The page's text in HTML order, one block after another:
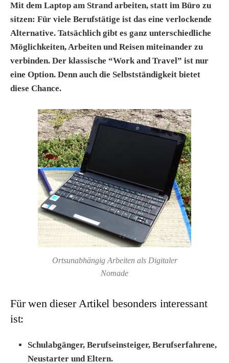
Mit dem Laptop am Strand arbeiten, statt im Büro zu
sitzen: Für viele Berufstätige ist das eine verlockende
Alternative. Tatsächlich gibt es ganz unterschiedliche
Möglichkeiten, Arbeiten und Reisen miteinander zu
verbinden. Der klassische “Work and Travel” ist nur
eine Option. Denn auch die Selbstständigkeit bietet
diese Chance.
Ortsunabhängig Arbeiten als Digitaler
Nomade
Für wen dieser Artikel besonders interessant
ist:
Schulabgänger, Berufseinsteiger, Berufserfahrene,
Neustarter und Eltern.